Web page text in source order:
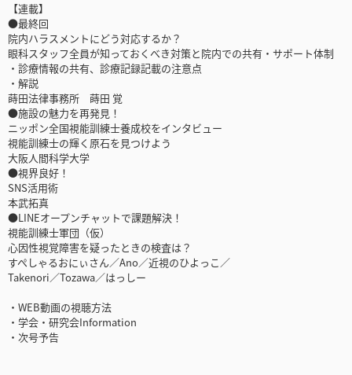
【連載】
●最終回
院内ハラスメントにどう対応するか？
眼科スタッフ全員が知っておくべき対策と院内での共有・サポート体制
・診療情報の共有、診療記録記載の注意点
・解説
蒔田法律事務所 蒔田 覚
●施設の魅力を再発見！
ニッポン全国視能訓練士養成校をインタビュー
視能訓練士の輝く原石を見つけよう
大阪人間科学大学
●視界良好！
SNS活用術
本武拓真
●LINEオープンチャットで課題解決！
視能訓練士軍団（仮）
心因性視覚障害を疑ったときの検査は？
すぺしゃるおにぃさん／Ano／近視のひよっこ／
Takenori／Tozawa／はっしー
・WEB動画の視聴方法
・学会・研究会Information
・次号予告